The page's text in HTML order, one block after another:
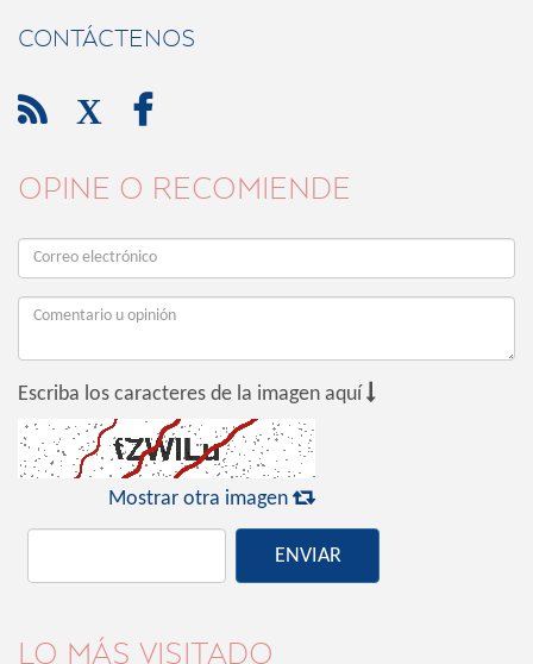
CONTÁCTENOS
 X 
OPINE O RECOMIENDE
Escriba los caracteres de la imagen aquí 
Mostrar otra imagen 
ENVIAR
LO MÁS VISITADO